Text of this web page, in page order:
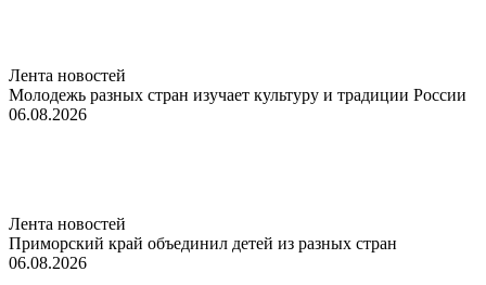
Лента новостей
Молодежь разных стран изучает культуру и традиции России
06.08.2026
Лента новостей
Приморский край объединил детей из разных стран
06.08.2026